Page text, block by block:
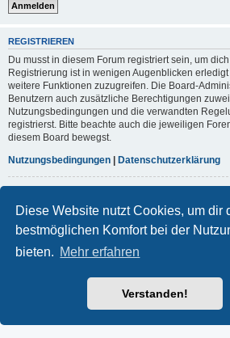
Diese Website nutzt Cookies, um dir
bestmöglichen Komfort bei der
bieten. Mehr erfahren
Verstanden!
REGISTRIEREN
Du musst in diesem Forum registriert sein, um
Registrierung ist in wenigen Augenblicken
weitere Funktionen zuzugreifen. Die Board-
Benutzern auch zusätzliche Berechtigungen
Nutzungsbedingungen und die verwandten
registrierst. Bitte beachte auch die jeweiligen
diesem Board bewegst.
Nutzungsbedingungen
Datenschutzerklärung
Foren-Übersicht Alle Cookies
Deutsche Übersetzung durch
Datenschutz|